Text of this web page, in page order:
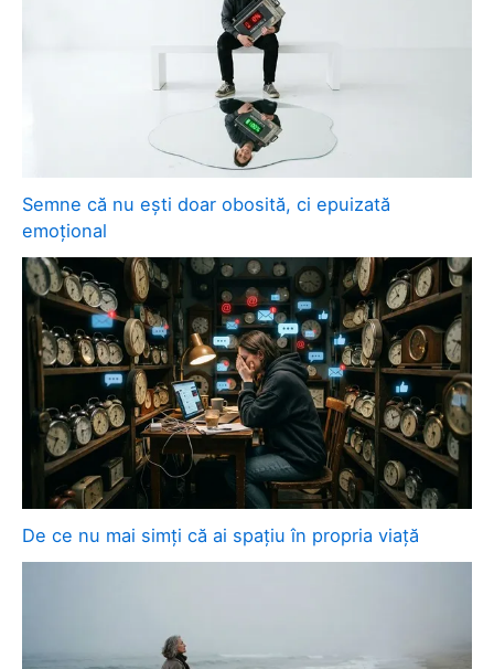
Semne că nu ești doar obosită, ci epuizată
emoțional
De ce nu mai simți că ai spațiu în propria viață